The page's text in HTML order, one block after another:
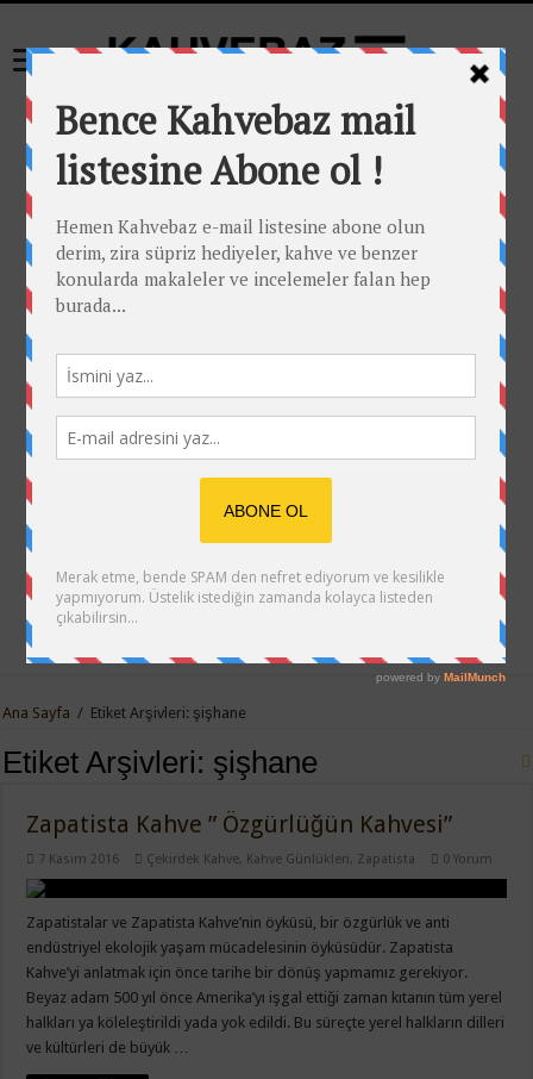
Ana Sayfa / Etiket Arşivleri: şişhane
Etiket Arşivleri: şişhane
Zapatista Kahve ” Özgürlüğün Kahvesi”
7 Kasım 2016 Çekirdek Kahve, Kahve Günlükleri, Zapatista 0 Yorum
Zapatistalar ve Zapatista Kahve’nin öyküsü, bir özgürlük ve anti
endüstriyel ekolojik yaşam mücadelesinin öyküsüdür. Zapatista
Kahve’yi anlatmak için önce tarihe bir dönüş yapmamız gerekiyor.
Beyaz adam 500 yıl önce Amerika’yı işgal ettiği zaman kıtanın tüm yerel
halkları ya köleleştirildi yada yok edildi. Bu süreçte yerel halkların dilleri
ve kültürleri de büyük …